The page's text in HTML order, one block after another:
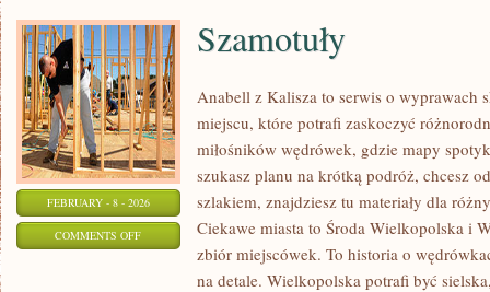
FEBRUARY - 8 - 2026
COMMENTS OFFON
SZAMOTUŁY
Szamotuły
Anabell z Kalisza to serwis o wyprawach
miejscu, które potrafi zaskoczyć
miłośników wędrówek, gdzie mapy
szukasz planu na krótką podróż, chcesz
szlakiem, znajdziesz tu materiały dla
Ciekawe miasta to Środa Wielkopolska i
zbiór miejscówek. To historia o
na detale. Wielkopolska potrafi być